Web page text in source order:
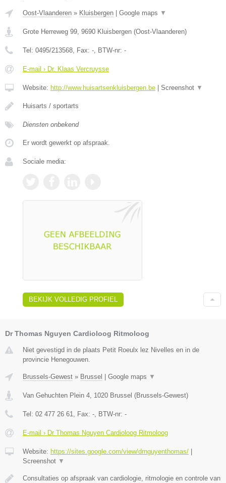
Oost-Vlaanderen » Kluisbergen Google maps ▼
Grote Herreweg 99 9690 Kluisbergen (Oost-Vlaanderen)
Tel: 0495/213568 , Fax: - , BTW-nr: -
E-mail › Dr. Klaas Vercruysse
Website: http://www.huisartsenkluisbergen.be Screenshot ▼
Huisarts / sportarts
Diensten onbekend
Er wordt gewerkt op afspraak.
Sociale media:
BEKIJK VOLLEDIG PROFIEL
Dr Thomas Nguyen Cardioloog Ritmoloog
Niet gevestigd in de plaats Petit Roeulx lez Nivelles en in de
provincie Henegouwen.
Brussels-Gewest » Brussel | Google maps ▼
Van Gehuchten Plein 4 1020 Brussel (Brussels-Gewest)
Tel: 02 477 26 61 , Fax: - , BTW-nr: -
E-mail › Dr Thomas Nguyen Cardioloog Ritmoloog
Website: https://sites.google.com/view/drnguyenthomas/ |
Screenshot ▼
Consultaties op afspraak van cardiologie, ritmologie en controle van